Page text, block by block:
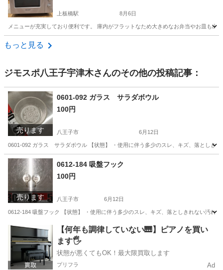
上板橋駅 8月6日
メニューが充実しており便利です。 庫内がフラットなため大きめなお弁当やお皿も
東京 板橋区
もっと見る
ジモスポ八王子宇津木さんのその他の投稿記事：
売ります
0601-092 ガラス サラダボウル
100円
八王子市 6月12日
0601-092 ガラス サラダボウル 【状態】 ・使用に伴う多少のスレ、キズ、落としき
東京 八王子市 サラダボウル
売ります
0612-184 吸盤フック
100円
八王子市 6月12日
0612-184 吸盤フック 【状態】 ・使用に伴う多少のスレ、キズ、落としきれない汚
東京 八王子市 インテリア雑貨/小物 現地
【何年も調律していない🎹】ピアノを買い
ます🖐️
状態が悪くてもOK！最大限買取します
プリフラ Ad